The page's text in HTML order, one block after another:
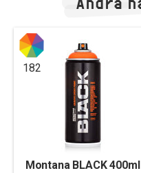
182
Montana BLACK 400ml